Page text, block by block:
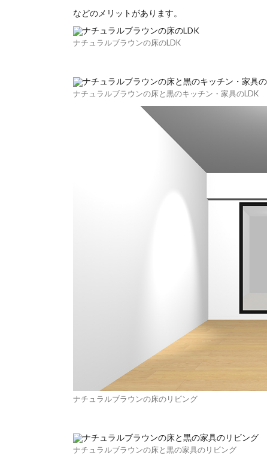
などのメリットがあります。
ナチュラルブラウンの床のLDK
ナチュラルブラウンの床と黒のキッチン・家具のLDK
ナチュラルブラウンの床のリビング
ナチュラルブラウンの床と黒の家具のリビング